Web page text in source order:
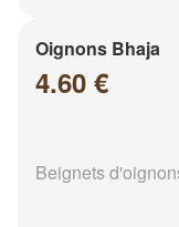
Oignons Bhaja
4.60 €
Beignets